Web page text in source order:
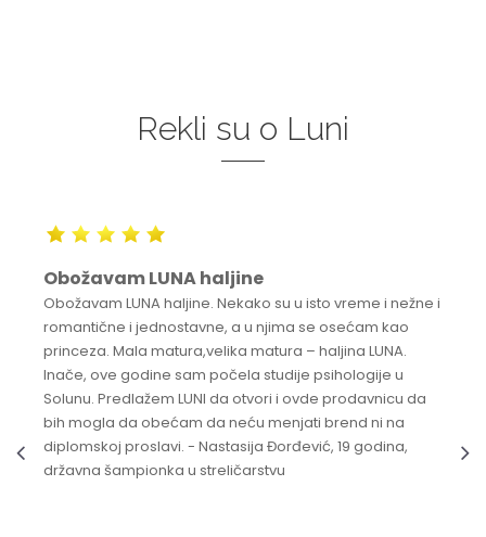
Rekli su o Luni
Obožavam LUNA haljine
Obožavam LUNA haljine. Nekako su u isto vreme i nežne i
romantične i jednostavne, a u njima se osećam kao
princeza. Mala matura,velika matura – haljina LUNA.
Inače, ove godine sam počela studije psihologije u
Solunu. Predlažem LUNI da otvori i ovde prodavnicu da
bih mogla da obećam da neću menjati brend ni na
diplomskoj proslavi. - Nastasija Đorđević, 19 godina,
državna šampionka u streličarstvu